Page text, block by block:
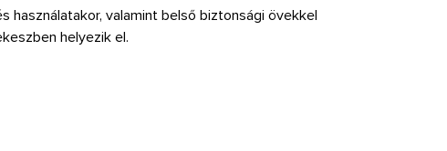
valamint belső biztonsági övekkel
helyezik el.